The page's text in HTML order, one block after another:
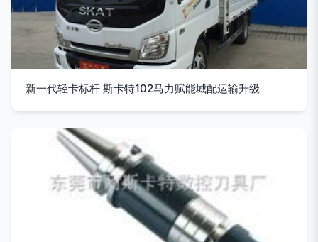
新一代轻卡标杆 斯卡特102马力赋能城配运输升级